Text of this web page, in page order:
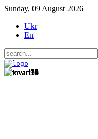
Sunday, 09 August 2026
Ukr
En